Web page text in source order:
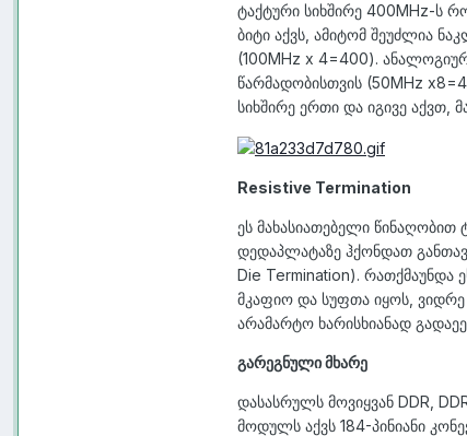
ტაქტური სიხშირე 400MHz-ს
ბიტი აქვს, ამიტომ შეუძლია
(100MHz x 4=400).
წარმადობისთვის (50MHz
სიხშირე ერთი და იგივე აქვთ,
Resistive Termination
ეს მახასიათებელი წინაღობით
დედაპლატაზე ჰქონდათ
Die Termination). რათქმაუნდა
მკაფიო და სუფთა იყოს,
არამარტო ხარისხიანად
გარეგნული მხარე
დასასრულს მოვიყვან DDR,
მოდულს აქვს 184-პინიანი